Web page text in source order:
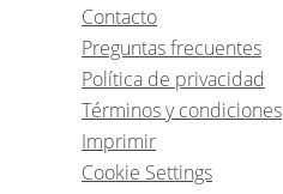
Contacto
Preguntas frecuentes
Política de privacidad
Términos y condiciones
Imprimir
Cookie Settings